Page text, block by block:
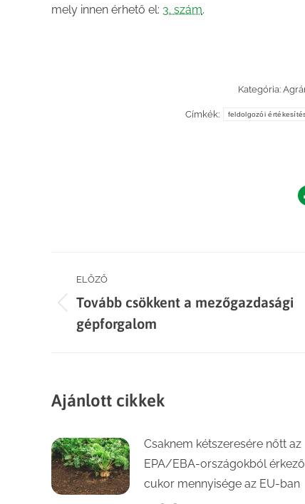
mely innen érhető el: 3. szám.
Kategória:
Címkék: feldolgozói
Post
navigation
ELŐZŐ
Previous
post:
Tovább csökkent a mezőgazdasági
gépforgalom
Ajánlott cikkek
Csaknem kétszeresére nőtt az
EPA/EBA-országokból érkező
cukor mennyisége az EU-ban